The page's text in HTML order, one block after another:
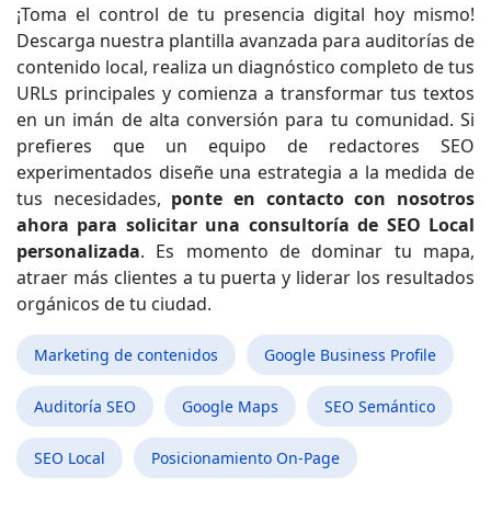
¡Toma el control de tu presencia digital hoy mismo!
Descarga nuestra plantilla avanzada para auditorías de
contenido local, realiza un diagnóstico completo de tus
URLs principales y comienza a transformar tus textos
en un imán de alta conversión para tu comunidad. Si
prefieres que un equipo de redactores SEO
experimentados diseñe una estrategia a la medida de
tus necesidades, ponte en contacto con nosotros
ahora para solicitar una consultoría de SEO Local
personalizada. Es momento de dominar tu mapa,
atraer más clientes a tu puerta y liderar los resultados
orgánicos de tu ciudad.
Marketing de contenidos Google Business Profile
Auditoría SEO Google Maps SEO Semántico
SEO Local Posicionamiento On-Page